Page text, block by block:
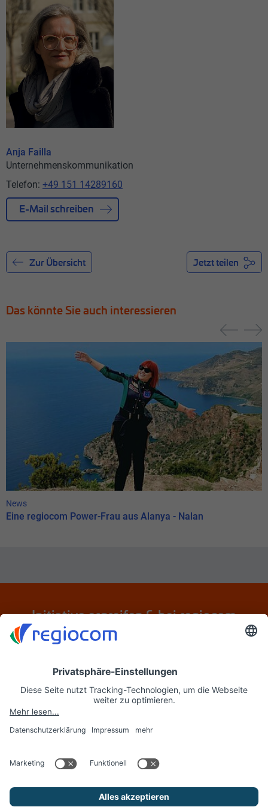
Anja Failla
Unternehmenskommunikation
Telefon: +49 151 14289160
E-Mail schreiben
Zur Übersicht Jetzt teilen
Das könnte Sie auch interessieren
News
Eine regiocom Power-Frau aus Alanya - Nalan
Initiative ergreifen & bei regiocom
bewerben
Jetzt initiativ bewerben
regiocom